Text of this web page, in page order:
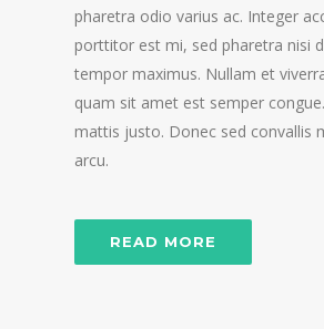
pharetra odio varius ac. Integer
porttitor est mi, sed pharetra nisi
tempor maximus. Nullam et
quam sit amet est semper
mattis justo. Donec sed convallis
arcu.
READ MORE